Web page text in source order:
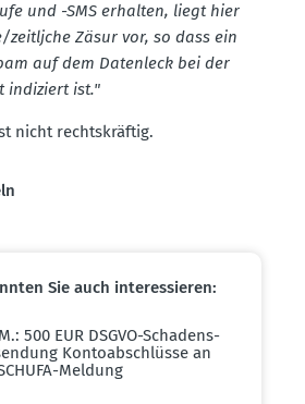
und -SMS erhalten, liegt hier
zeitljche Zäsur vor, so dass ein
auf dem Datenleck bei der
indiziert ist."
nicht rechts­kräftig.
Sie auch inter­es­sieren:
500 EUR DSGVO-Schadens­
Konto­ab­schlüsse an
Meldung